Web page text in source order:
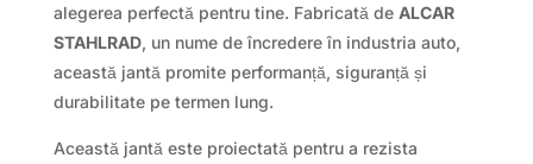
alegerea perfectă pentru tine. Fabricată de ALCAR
STAHLRAD, un nume de încredere în industria auto,
această jantă promite performanță, siguranță și
durabilitate pe termen lung.
Această jantă este proiectată pentru a rezista